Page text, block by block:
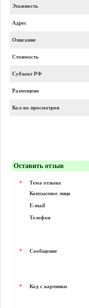
Этажность
Адрес
Описание
Стоимость
Субъект РФ
Размещено
Кол-во просмотров
Оставить отзыв
*
Тема отзыва
Контактное лицо
E-mail
Телефон
* Сообщение
* Код с картинки